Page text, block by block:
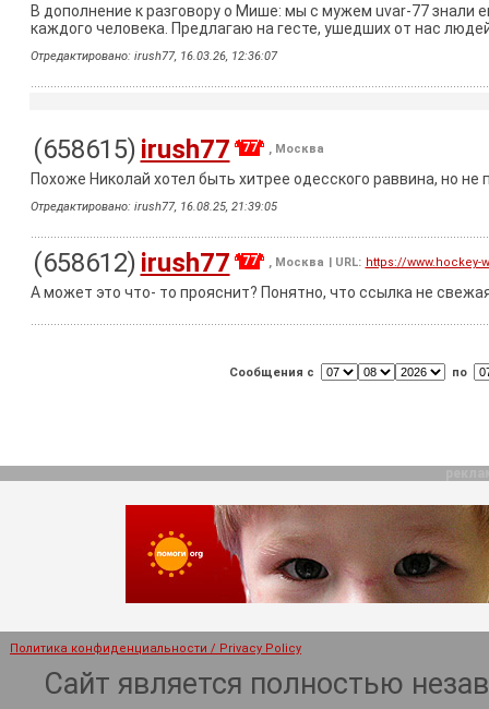
В дополнение к разговору о Мише: мы с мужем uvar-77 знали
каждого человека. Предлагаю на гесте, ушедших от нас
Отредактировано: irush77, 16.03.26, 12:36:07
(658615) irush77 77 , Москва
Похоже Николай хотел быть хитрее одесского раввина, но
Отредактировано: irush77, 16.08.25, 21:39:05
(658612) irush77 77 , Москва | URL: https://www.hockey-
А может это что- то прояснит? Понятно, что ссылка не
Сообщения с по
Политика конфиденциальности / Privacy Policy
Сайт является полностью